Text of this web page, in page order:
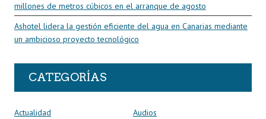
millones de metros cúbicos en el arranque de agosto
Ashotel lidera la gestión eficiente del agua en Canarias mediante
un ambicioso proyecto tecnológico
CATEGORÍAS
Actualidad
Audios